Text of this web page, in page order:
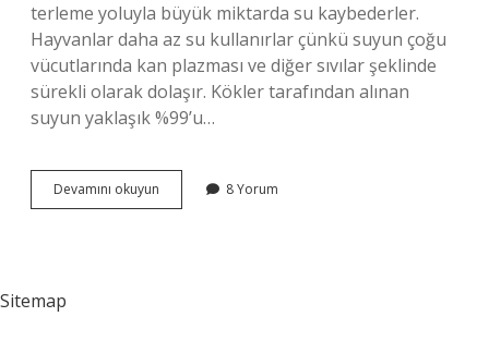
terleme yoluyla büyük miktarda su kaybederler.
Hayvanlar daha az su kullanırlar çünkü suyun çoğu
vücutlarında kan plazması ve diğer sıvılar şeklinde
sürekli olarak dolaşır. Kökler tarafından alınan
suyun yaklaşık %99’u…
Devamını okuyun Bitkilerde
Su
8 Yorum
Sitemap